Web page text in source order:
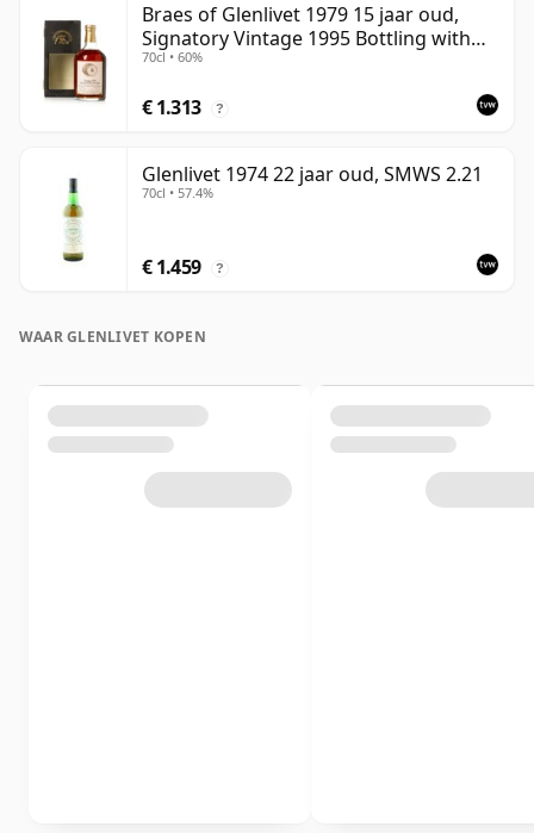
Braes of Glenlivet 1979 15 jaar oud,
Signatory Vintage 1995 Bottling with
Case - Cask 16040
70cl • 60%
€ 1.313 ?
Glenlivet 1974 22 jaar oud, SMWS 2.21
70cl • 57.4%
€ 1.459 ?
WAAR GLENLIVET KOPEN